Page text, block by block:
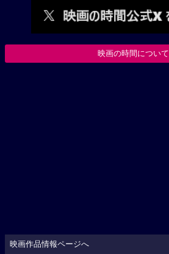
映画の時間について
映画作品情報ページへ